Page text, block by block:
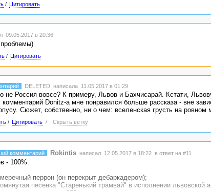
/ Цитировать
09.05.2017 в 20:36
/ Цитировать
DELETED написала 11.05.2017 в 01:29
не Россия вовсе? К примеру, Львов и Бахчисарай. Кстати,
комментарий Donitz-а мне понравился больше рассказа - вне
Сюжет, собственно, ни о чем: вселенская грусть на ровном
/ Цитировать / Скрыть ветку
комментарий Rokintis написал 12.05.2017 в 18:22 в ответ на #11
- 100%.
перрон (он перекрыт дебаркадером);
песенка "Старенький трамвай" в исполнении львовской